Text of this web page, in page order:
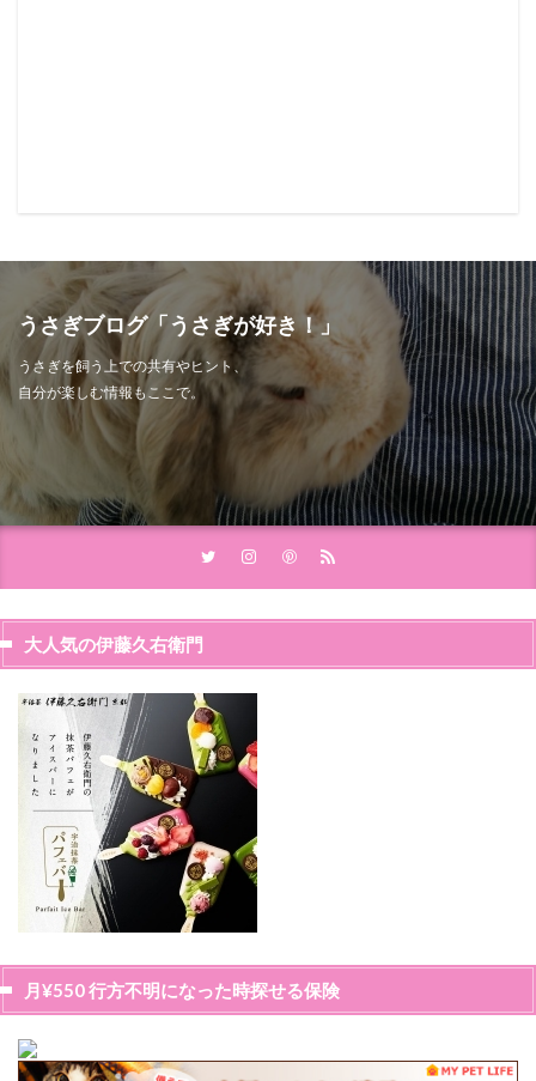
うさぎブログ「うさぎが好き！」
うさぎを飼う上での共有やヒント、
自分が楽しむ情報もここで。
大人気の伊藤久右衛門
月¥550 行方不明になった時探せる保険